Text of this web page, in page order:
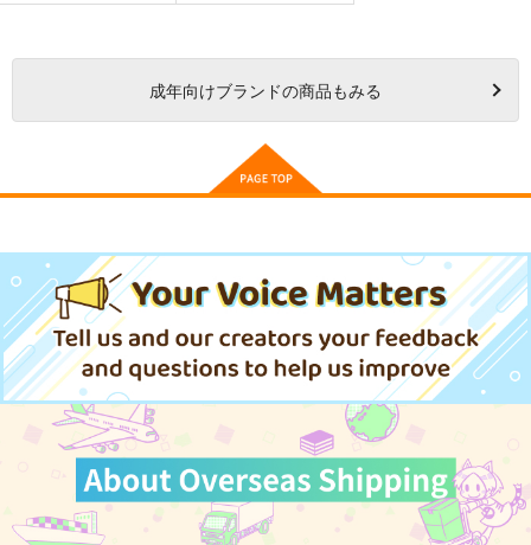
成年向けブランドの商品もみる